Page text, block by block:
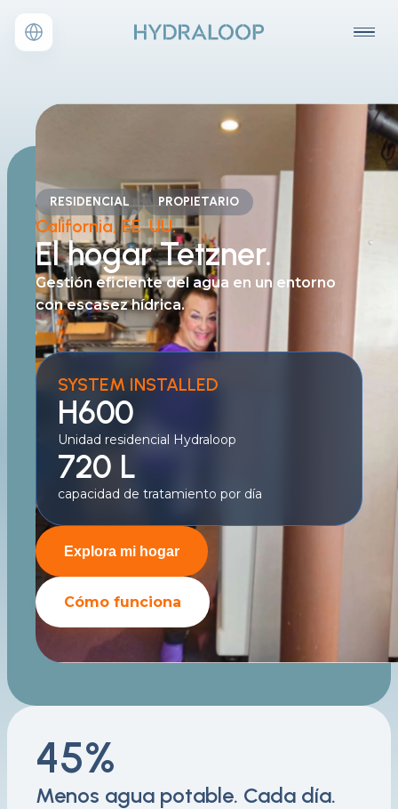
RESIDENCIAL PROPIETARIO
California, EE. UU.
El hogar Tetzner.
Gestión eficiente del agua en un entorno
con escasez hídrica.
SYSTEM INSTALLED
H600
Unidad residencial Hydraloop
720 L
capacidad de tratamiento por día
Explora mi hogar
Cómo funciona
45%
Menos agua potable. Cada día.